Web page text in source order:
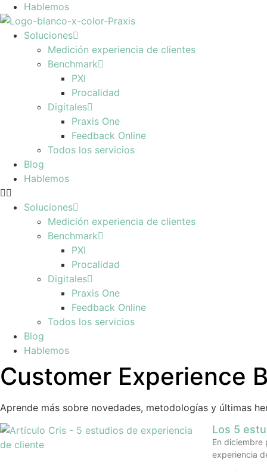
Hablemos
Soluciones
Medición experiencia de clientes
Benchmark
PXI
Procalidad
Digitales
Praxis One
Feedback Online
Todos los servicios
Blog
Hablemos
Soluciones
Medición experiencia de clientes
Benchmark
PXI
Procalidad
Digitales
Praxis One
Feedback Online
Todos los servicios
Blog
Hablemos
Customer Experience
Aprende más sobre novedades, metodologías y últimas
Los 5
En diciembre
experiencia